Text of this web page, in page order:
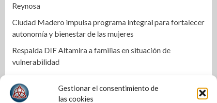
Gestionar el consentimiento de
las cookies
Reynosa
Ciudad Madero impulsa programa integral para fortalecer
autonomía y bienestar de las mujeres
Respalda DIF Altamira a familias en situación de
vulnerabilidad
sectores